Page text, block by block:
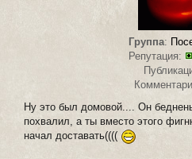
Группа:
Репутация:
Ну это был домовой.... Он
похвалил, а ты вместо этого
начал доставать((((